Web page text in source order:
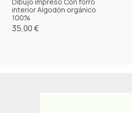
interior Algodón orgánico
100%
35,00 €